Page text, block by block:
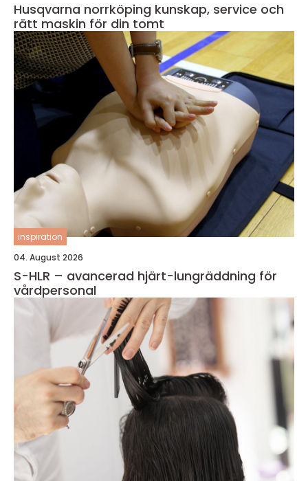
Husqvarna norrköping kunskap, service och
rätt maskin för din tomt
inspiration
04. August 2026
S-HLR – avancerad hjärt-lungräddning för
vårdpersonal